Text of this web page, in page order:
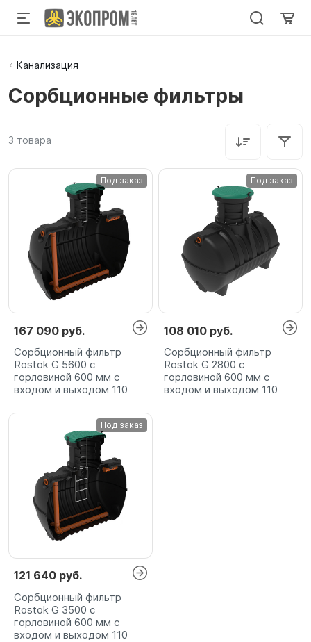
Канализация
Сорбционные фильтры
3 товара
Под заказ
167 090 руб.
Сорбционный фильтр
Rostok G 5600 с
горловиной 600 мм с
входом и выходом 110
Под заказ
108 010 руб.
Сорбционный фильтр
Rostok G 2800 с
горловиной 600 мм с
входом и выходом 110
Под заказ
121 640 руб.
Сорбционный фильтр
Rostok G 3500 с
горловиной 600 мм с
входом и выходом 110